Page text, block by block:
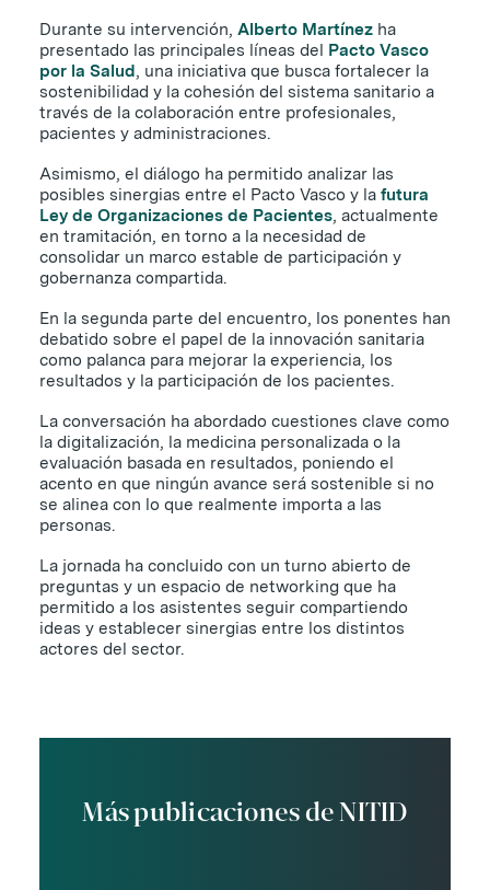
Durante su intervención, Alberto Martínez ha
presentado las principales líneas del Pacto Vasco
por la Salud, una iniciativa que busca fortalecer la
sostenibilidad y la cohesión del sistema sanitario a
través de la colaboración entre profesionales,
pacientes y administraciones.
Asimismo, el diálogo ha permitido analizar las
posibles sinergias entre el Pacto Vasco y la futura
Ley de Organizaciones de Pacientes, actualmente
en tramitación, en torno a la necesidad de
consolidar un marco estable de participación y
gobernanza compartida.
En la segunda parte del encuentro, los ponentes han
debatido sobre el papel de la innovación sanitaria
como palanca para mejorar la experiencia, los
resultados y la participación de los pacientes.
La conversación ha abordado cuestiones clave como
la digitalización, la medicina personalizada o la
evaluación basada en resultados, poniendo el
acento en que ningún avance será sostenible si no
se alinea con lo que realmente importa a las
personas.
La jornada ha concluido con un turno abierto de
preguntas y un espacio de networking que ha
permitido a los asistentes seguir compartiendo
ideas y establecer sinergias entre los distintos
actores del sector.
Más publicaciones de NITID